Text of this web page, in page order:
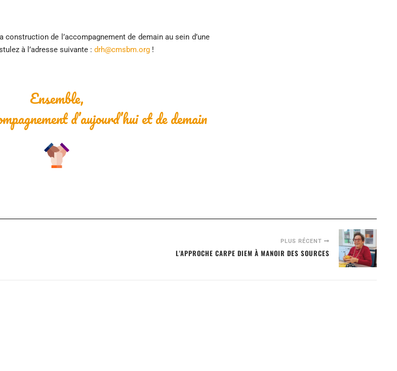
de l’accompagnement de demain au sein d’une
à l’adresse suivante : drh@cmsbm.org!
Ensemble,
d’aujourd’hui et de demain
PLUS RÉCENT
L'APPROCHE CARPE DIEM À MANOIR DES SOURCES